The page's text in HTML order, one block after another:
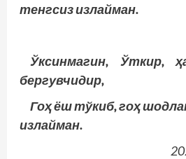
тенгсиз излайман.
Ўксинмагин, Ўткир,
бергувчидир,
Гоҳ ёш тўкиб, гоҳ
излайман.